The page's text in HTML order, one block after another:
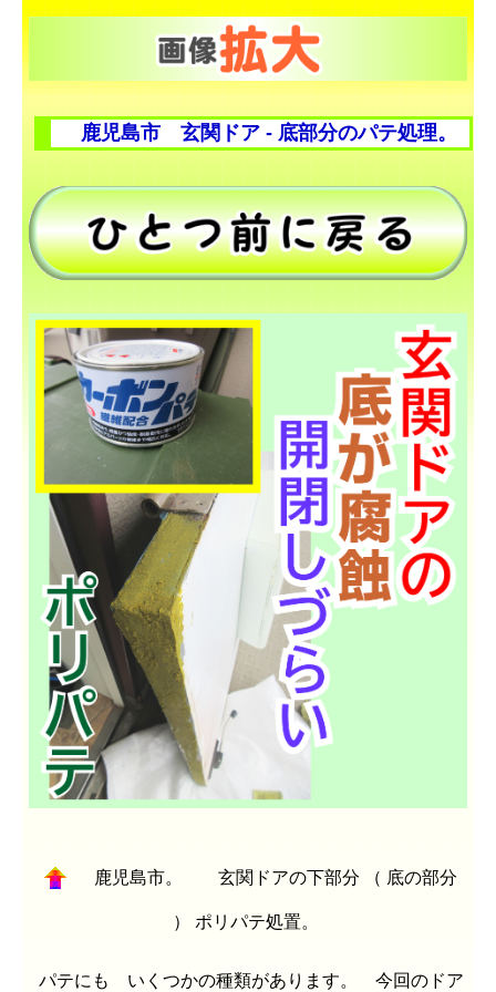
鹿児島市 玄関ドア ‐ 底部分のパテ処理。
鹿児島市。 玄関ドアの下部分 （ 底の部分
） ポリパテ処置。
パテにも いくつかの種類があります。 今回のドア